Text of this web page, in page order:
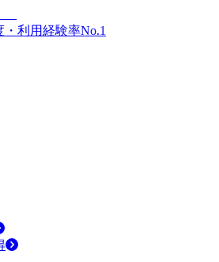
・利用経験率No.1